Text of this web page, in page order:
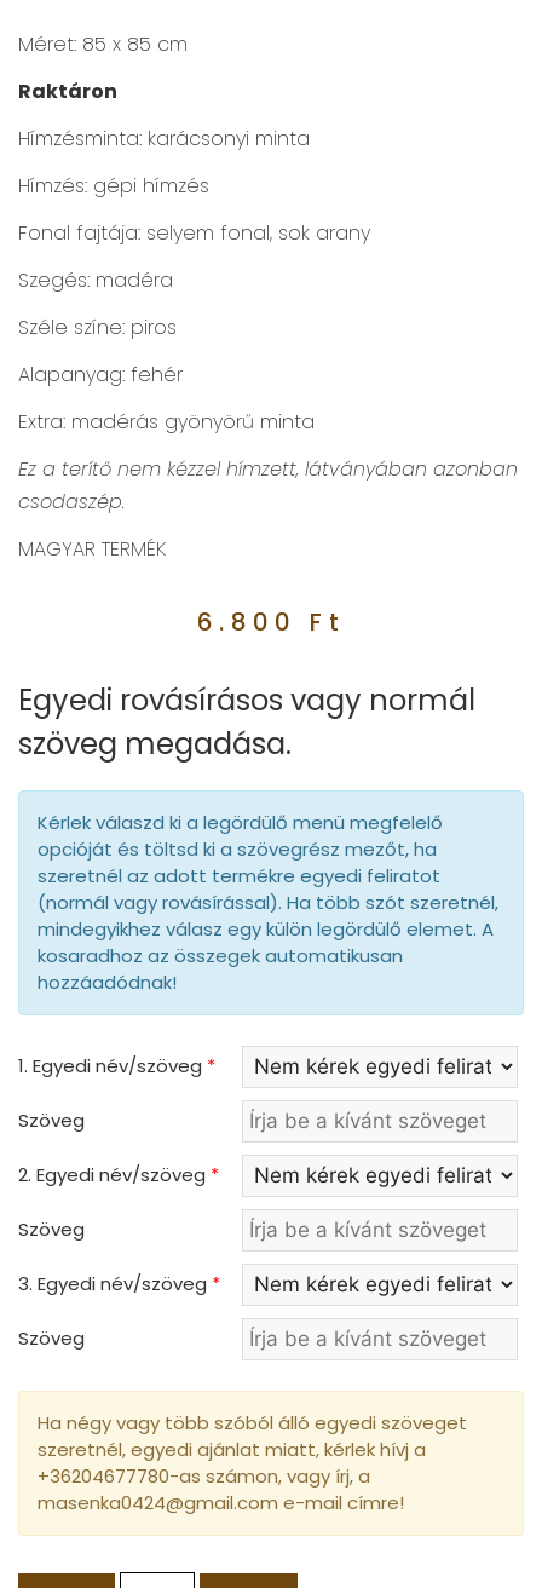
Méret: 85 x 85 cm
Raktáron
Hímzésminta: karácsonyi minta
Hímzés: gépi hímzés
Fonal fajtája: selyem fonal, sok arany
Szegés: madéra
Széle színe: piros
Alapanyag: fehér
Extra: madérás gyönyörű minta
Ez a terítő nem kézzel hímzett, látványában azonban
csodaszép.
MAGYAR TERMÉK
6.800 Ft
Egyedi rovásírásos vagy normál
szöveg megadása.
Kérlek válaszd ki a legördülő menü megfelelő
opcióját és töltsd ki a szövegrész mezőt, ha
szeretnél az adott termékre egyedi feliratot
(normál vagy rovásírással). Ha több szót szeretnél,
mindegyikhez válasz egy külön legördülő elemet. A
kosaradhoz az összegek automatikusan
hozzáadódnak!
1. Egyedi név/szöveg *
Szöveg
2. Egyedi név/szöveg *
Szöveg
3. Egyedi név/szöveg *
Szöveg
Ha négy vagy több szóból álló egyedi szöveget
szeretnél, egyedi ajánlat miatt, kérlek hívj a
+36204677780-as számon, vagy írj, a
masenka0424@gmail.com e-mail címre!